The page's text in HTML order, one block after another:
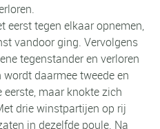
eerst tegen elkaar opnemen,
vandoor ging. Vervolgens
tegenstander en verloren
daarmee tweede en
eerste, maar knokte zich
drie winstpartijen op rij
in dezelfde poule. Na